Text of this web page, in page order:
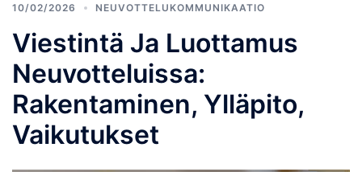
10/02/2026 NEUVOTTELUKOMMUNIKAATIO
Viestintä Ja Luottamus
Neuvotteluissa:
Rakentaminen, Ylläpito,
Vaikutukset